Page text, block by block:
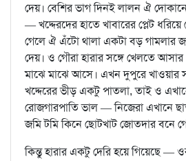
দেয়। বেশির ভাগ দিনই লালন ঐ
— খদ্দেরদের হাতে খাবারের প্লেট
গেলে ঐ এঁটো থালা একটা বড় গামলার
দেয়। ও গৌরা হারার সঙ্গে খেলতে
মাঝে মাঝে আসে। এখন দুপুরে খাওয়ার
খদ্দেরের ভীড় একটু পাতলা, তাই ও
রোজগারপাতি ভাল — নিজেরা এখানে
জমি টমি কিনে ছোটখাট জোতদার বনে
কিন্তু হারার একটু দেরি হয়ে গিয়েছে —